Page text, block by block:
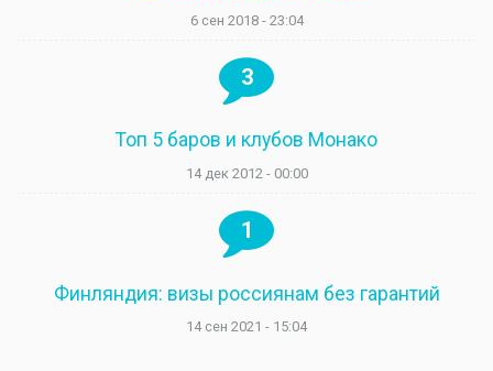
6 сен 2018 - 23:04
3
Топ 5 баров и клубов Монако
14 дек 2012 - 00:00
1
Финляндия: визы россиянам без гарантий
14 сен 2021 - 15:04